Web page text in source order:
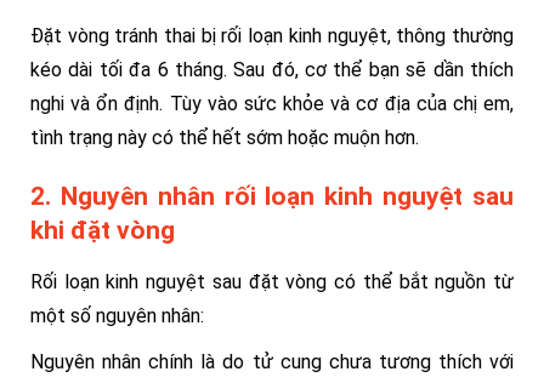
Đặt vòng tránh thai bị rối loạn kinh nguyệt, thông thường
kéo dài tối đa 6 tháng. Sau đó, cơ thể bạn sẽ dần thích
nghi và ổn định. Tùy vào sức khỏe và cơ địa của chị em,
tình trạng này có thể hết sớm hoặc muộn hơn.
2. Nguyên nhân rối loạn kinh nguyệt sau
khi đặt vòng
Rối loạn kinh nguyệt sau đặt vòng có thể bắt nguồn từ
một số nguyên nhân:
Nguyên nhân chính là do tử cung chưa tương thích với